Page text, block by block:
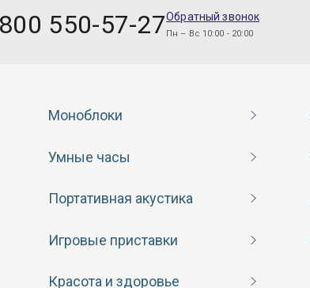
550-57-27Обратный звонок
Пн – Вс 10:00 - 20:00
Моноблоки
Умные часы
Портативная акустика
Игровые приставки
Красота и здоровье